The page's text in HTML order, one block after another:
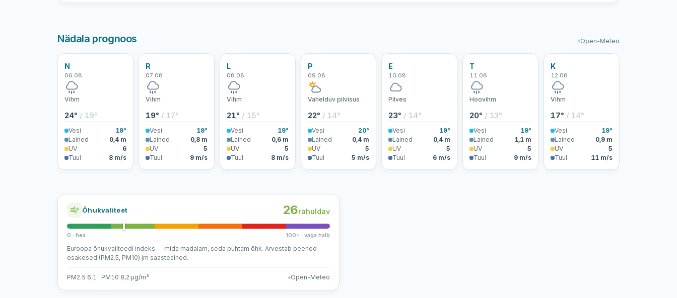
Nädala prognoos Open-Meteo
N
06.08
Vihm
24° / 19°
Vesi
19°
Lained
0,4 m
UV
6
Tuul
8 m/s
R
07.08
Vihm
19° / 17°
Vesi
19°
Lained
0,8 m
UV
5
Tuul
9 m/s
L
08.08
Vihm
21° / 15°
Vesi
19°
Lained
0,6 m
UV
5
Tuul
8 m/s
P
09.08
Vahelduv pilvisus
22° / 14°
Vesi
20°
Lained
0,4 m
UV
5
Tuul
5 m/s
E
10.08
Pilves
23° / 14°
Vesi
19°
Lained
0,4 m
UV
5
Tuul
6 m/s
T
11.08
Hoovihm
20° / 13°
Vesi
19°
Lained
1,1 m
UV
5
Tuul
9 m/s
K
12.08
Vihm
17° / 14°
Vesi
19°
Lained
0,9 m
UV
5
Tuul
11 m/s
Õhukvaliteet 26rahuldav
0 · hea 100+ · väga halb
Euroopa õhukvaliteedi indeks — mida madalam, seda puhtam õhk. Arvestab peened
osakesed (PM2.5, PM10) jm saasteained.
PM2.5 6,1 · PM10 8,2 µg/m³ Open-Meteo